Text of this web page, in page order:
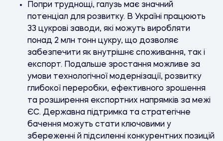
Попри труднощі, галузь має значний
потенціал для розвитку. В Україні працюють
33 цукрові заводи, які можуть виробляти
понад 2 млн тонн цукру, що дозволяє
забезпечити як внутрішнє споживання, так і
експорт. Подальше зростання можливе за
умови технологічної модернізації, розвитку
глибокої переробки, ефективного зрошення
та розширення експортних напрямків за межі
ЄС. Державна підтримка та стратегічне
бачення можуть стати ключовими у
збереженні й підсиленні конкурентних позицій